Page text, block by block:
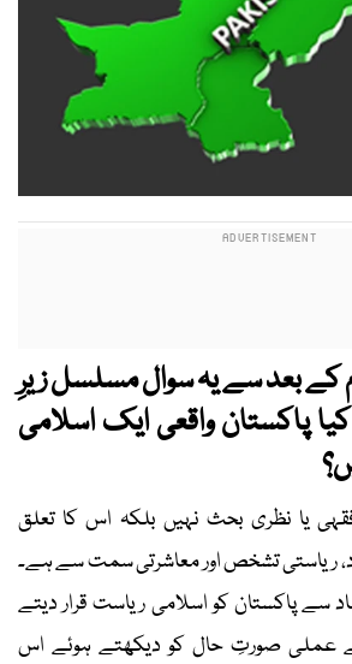
کے بعد سے یہ سوال مسلسل زیرِ
پاکستان واقعی ایک اسلامی
یا نظری بحث نہیں بلکہ اس کا تعلق
ریاستی تشخص اور معاشرتی سمت سے ہے۔
سے پاکستان کو اسلامی ریاست قرار دیتے
عملی صورتِ حال کو دیکھتے ہوئے اس